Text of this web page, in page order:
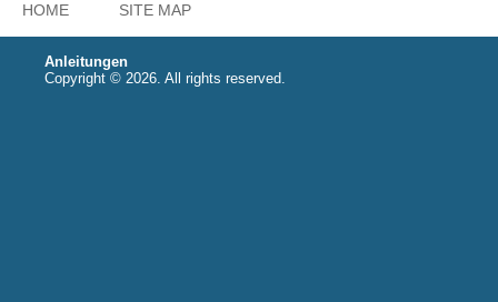
HOME SITE MAP
Anleitungen
Copyright © 2026. All rights reserved.